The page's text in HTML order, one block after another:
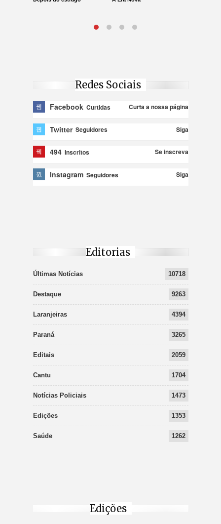
Redes Sociais
Facebook Curtidas Curta a nossa página
Twitter Seguidores Siga
494 Inscritos Se inscreva
Instagram Seguidores Siga
Editorias
Últimas Notícias 10718
Destaque 9263
Laranjeiras 4394
Paraná 3265
Editais 2059
Cantu 1704
Notícias Policiais 1473
Edições 1353
Saúde 1262
Edições